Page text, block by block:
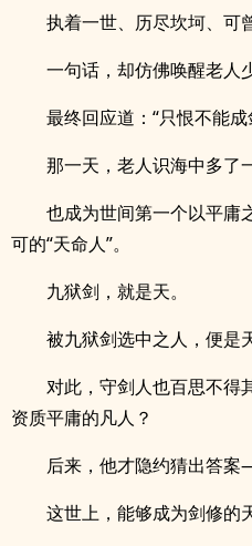
执着一世、历尽坎坷、可
一句话，却仿佛唤醒老人
最终回应道：“只恨不能
那一天，老人识海中多了
也成为世间第一个以平庸
可的“天命人”。
九狱剑，就是天。
被九狱剑选中之人，便是
对此，守剑人也百思不得
资质平庸的凡人？
后来，他才隐约猜出答
这世上，能够成为剑修的